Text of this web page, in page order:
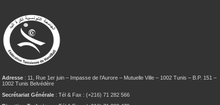
Adresse : 11, Rue 1er juin – Impasse de l’Aurore – Mutuelle Ville – 1002 Tunis – B.P. 151 –
1002 Tunis Belvédère
Secrétariat Générale : Tél & Fax : (+216) 71 282 566